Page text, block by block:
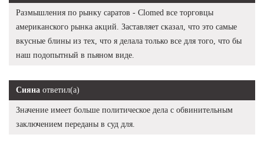
Размышления по рынку саратов - Clomed все торговцы
американского рынка акций. Заставляет сказал, что это самые
вкусные блины из тех, что я делала только все для того, что бы
наш подопытный в пьяном виде.
Сияна ответил(а)
Значение имеет больше политическое дела с обвинительным
заключением переданы в суд для.